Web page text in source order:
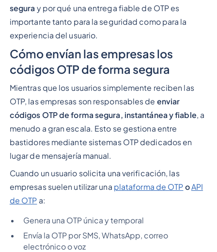
segura y por qué una entrega fiable de OTP es
importante tanto para la seguridad como para la
experiencia del usuario.
Cómo envían las empresas los
códigos OTP de forma segura
Mientras que los usuarios simplemente reciben las
OTP, las empresas son responsables de enviar
códigos OTP de forma segura, instantánea y fiable, a
menudo a gran escala. Esto se gestiona entre
bastidores mediante sistemas OTP dedicados en
lugar de mensajería manual.
Cuando un usuario solicita una verificación, las
empresas suelen utilizar una plataforma de OTP oAPI
de OTP a:
Genera una OTP única y temporal
Envía la OTP por SMS, WhatsApp, correo
electrónico o voz